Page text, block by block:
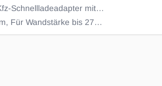
Steckdose Kfz-Schnellladeadapter mit Abdeckung
Ø 37 x 41mm, Für Wandstärke bis 27mm,